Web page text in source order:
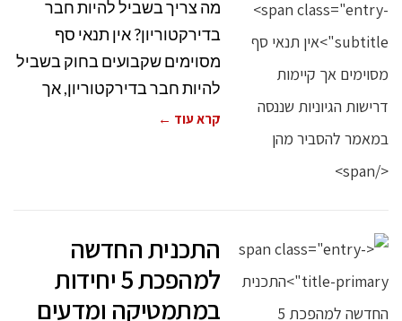
מה צריך בשביל להיות חבר
בדירקטוריון? אין תנאי סף
מסוימים שקבועים בחוק בשביל
להיות חבר בדירקטוריון, אך
קרא עוד ←
התכנית החדשה
למהפכת 5 יחידות
במתמטיקה ומדעים